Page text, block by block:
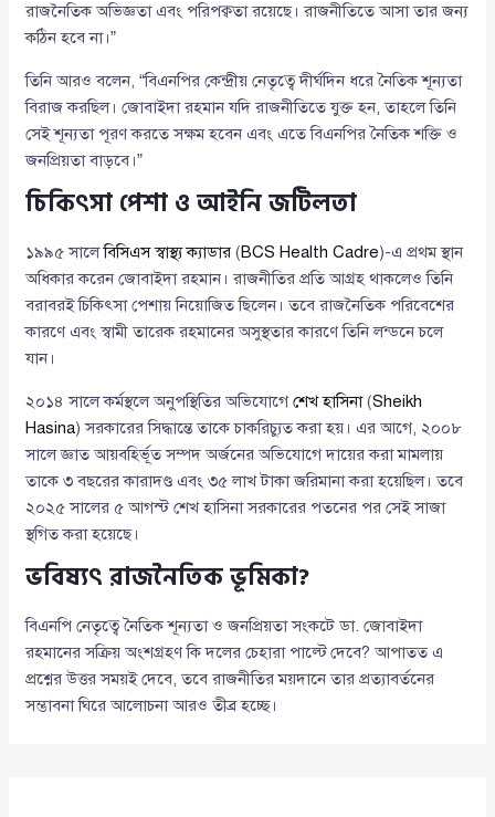
রাজনৈতিক অভিজ্ঞতা এবং পরিপক্বতা রয়েছে। রাজনীতিতে আসা তার জন্য
কঠিন হবে না।”
তিনি আরও বলেন, “বিএনপির কেন্দ্রীয় নেতৃত্বে দীর্ঘদিন ধরে নৈতিক শূন্যতা
বিরাজ করছিল। জোবাইদা রহমান যদি রাজনীতিতে যুক্ত হন, তাহলে তিনি
সেই শূন্যতা পূরণ করতে সক্ষম হবেন এবং এতে বিএনপির নৈতিক শক্তি ও
জনপ্রিয়তা বাড়বে।”
চিকিৎসা পেশা ও আইনি জটিলতা
১৯৯৫ সালেবিসিএস স্বাস্থ্য ক্যাডার (BCS Health Cadre)-এ প্রথম স্থান
অধিকার করেন জোবাইদা রহমান। রাজনীতির প্রতি আগ্রহ থাকলেও তিনি
বরাবরই চিকিৎসা পেশায় নিয়োজিত ছিলেন। তবে রাজনৈতিক পরিবেশের
কারণে এবং স্বামী তারেক রহমানের অসুস্থতার কারণে তিনি লন্ডনে চলে
যান।
২০১৪ সালে কর্মস্থলে অনুপস্থিতির অভিযোগেশেখ হাসিনা(Sheikh
Hasina) সরকারের সিদ্ধান্তে তাকে চাকরিচ্যুত করা হয়। এর আগে, ২০০৮
সালে জ্ঞাত আয়বহির্ভূত সম্পদ অর্জনের অভিযোগে দায়ের করা মামলায়
তাকে ৩ বছরের কারাদণ্ড এবং ৩৫ লাখ টাকা জরিমানা করা হয়েছিল। তবে
২০২৫ সালের ৫ আগস্ট শেখ হাসিনা সরকারের পতনের পর সেই সাজা
স্থগিত করা হয়েছে।
ভবিষ্যৎ রাজনৈতিক ভূমিকা?
বিএনপি নেতৃত্বে নৈতিক শূন্যতা ও জনপ্রিয়তা সংকটে ডা. জোবাইদা
রহমানের সক্রিয় অংশগ্রহণ কি দলের চেহারা পাল্টে দেবে? আপাতত এ
প্রশ্নের উত্তর সময়ই দেবে, তবে রাজনীতির ময়দানে তার প্রত্যাবর্তনের
সম্ভাবনা ঘিরে আলোচনা আরও তীব্র হচ্ছে।